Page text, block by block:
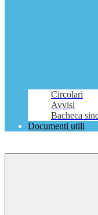
Circolari
Avvisi
Bacheca
Documenti utili